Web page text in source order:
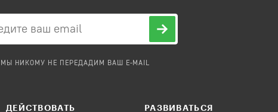
МЫ НИКОМУ НЕ ПЕРЕДАДИМ ВАШ E-MAIL
ДЕЙСТВОВАТЬ РАЗВИВАТЬСЯ